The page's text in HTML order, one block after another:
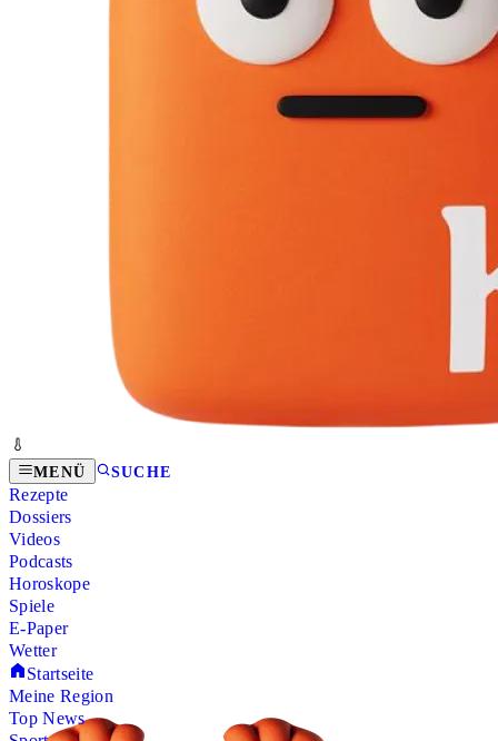
MENÜ SUCHE
Rezepte
Dossiers
Videos
Podcasts
Horoskope
Spiele
E-Paper
Wetter
Startseite
Meine Region
Top News